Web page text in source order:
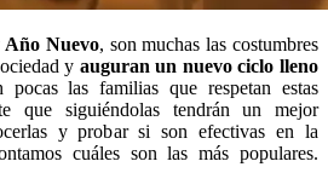
Nuevo, son muchas las costumbres
y auguran un nuevo ciclo lleno
las familias que respetan estas
que siguiéndolas tendrán un mejor
y probar si son efectivas en la
cuáles son las más populares.